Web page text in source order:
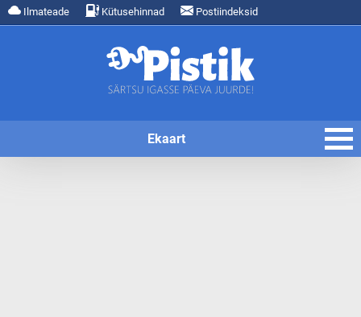
Ilmateade Kütusehinnad Postiindeksid
Ekaart